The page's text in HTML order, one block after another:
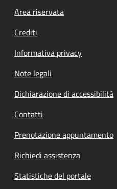
Footer menu
Area riservata
Crediti
Informativa privacy
Note legali
Dichiarazione di accessibilità
Contatti
Prenotazione appuntamento
Richiedi assistenza
Statistiche del portale